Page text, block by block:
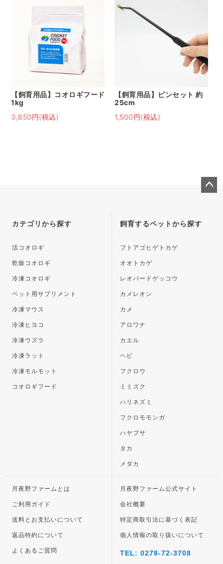
【飼育用品】コオロギフード
1kg
3,850円(税込)
【飼育用品】ピンセット 約
25cm
1,500円(税込)
カテゴリから探す
活コオロギ
乾燥コオロギ
冷凍コオロギ
ペット用サプリメント
冷凍マウス
冷凍ヒヨコ
冷凍ウズラ
冷凍ラット
冷凍モルモット
コオロギフード
飼育するペットから探す
フトアゴヒゲトカゲ
オオトカゲ
レオパードゲッコウ
カメレオン
カメ
アロワナ
カエル
ヘビ
フクロウ
ミミズク
ハリネズミ
フクロモモンガ
ハヤブサ
タカ
メダカ
月夜野ファームとは
ご利用ガイド
送料とお支払いについて
返品特約について
よくあるご質問
月夜野ファーム公式サイト
会社概要
特定商取引法に基づく表記
個人情報の取り扱いについて
TEL: 0278-72-3708